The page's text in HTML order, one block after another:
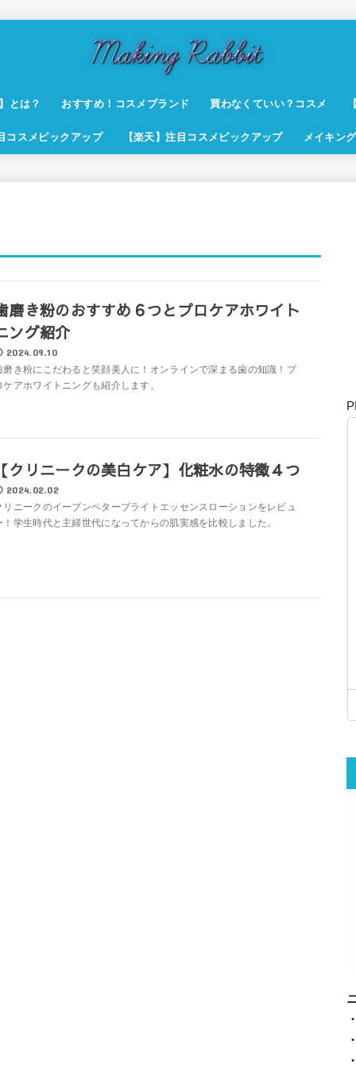
とは？ おすすめ！コスメブランド 買わなくていい？コスメ
コスメピックアップ 【楽天】注目コスメピックアップ メイキン
磨き粉のおすすめ６つとプロケアホワイト
ング紹介
2024.09.10
磨き粉にこだわると笑顔美人に！オンラインで深まる歯の知識！プ
ケアホワイトニングも紹介します。
クリニークの美白ケア】化粧水の特徴４つ
2024.02.02
リニークのイーブンベターブライトエッセンスローションをレビュ
！学生時代と主婦世代になってからの肌実感を比較しました。